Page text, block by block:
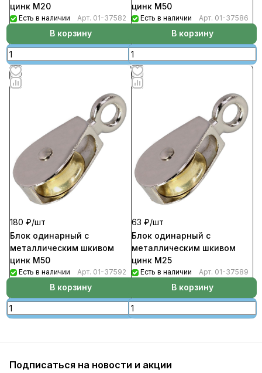
цинк М20
Есть в наличии Арт. 01-37582
В корзину
цинк М50
Есть в наличии Арт. 01-37586
В корзину
180 ₽/шт
Блок одинарный с
металлическим шкивом
цинк М50
Есть в наличии Арт. 01-37592
В корзину
63 ₽/шт
Блок одинарный с
металлическим шкивом
цинк М25
Есть в наличии Арт. 01-37589
В корзину
Подписаться на новости и акции